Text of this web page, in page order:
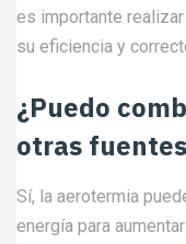
es importante
su eficiencia y
¿Puedo
otras
Sí, la aerotermia
energía para